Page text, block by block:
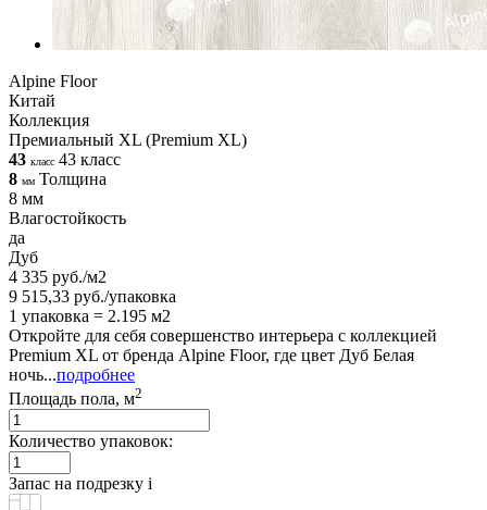
Alpine Floor
Китай
Коллекция
Премиальный XL (Premium XL)
43 класс 43 класс
8 мм Толщина
8 мм
Влагостойкость
да
Дуб
4 335 руб./м2
9 515,33 руб./упаковка
1 упаковка = 2.195 м2
Откройте для себя совершенство интерьера с коллекцией
Premium XL от бренда Alpine Floor, где цвет Дуб Белая
ночь...подробнее
Площадь пола, м2
Количество упаковок:
Запас на подрезку i